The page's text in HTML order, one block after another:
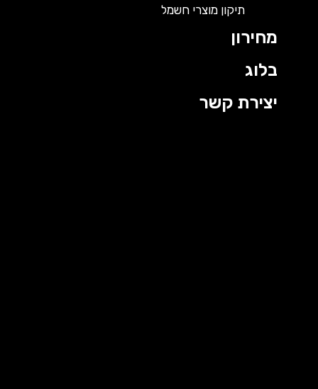
תיקון מוצרי חשמל
מחירון
בלוג
יצירת קשר